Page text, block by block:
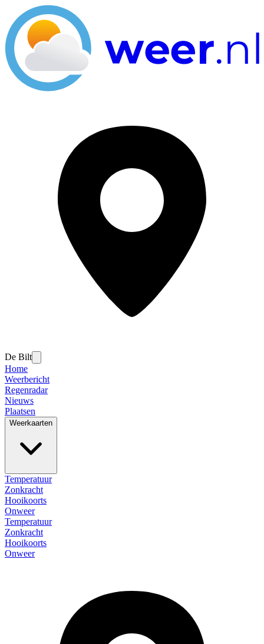
De Bilt
Home
Weerbericht
Regenradar
Nieuws
Plaatsen
Weerkaarten
Temperatuur
Zonkracht
Hooikoorts
Onweer
Temperatuur
Zonkracht
Hooikoorts
Onweer